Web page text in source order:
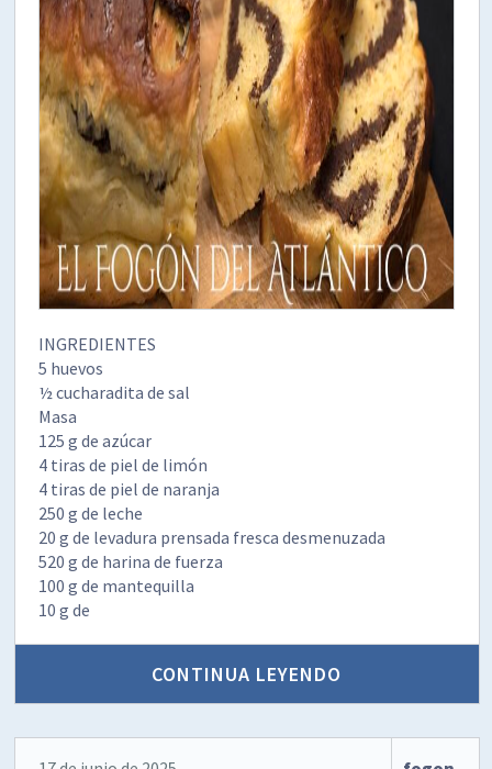
INGREDIENTES
5 huevos
½ cucharadita de sal
Masa
125 g de azúcar
4 tiras de piel de limón
4 tiras de piel de naranja
250 g de leche
20 g de levadura prensada fresca desmenuzada
520 g de harina de fuerza
100 g de mantequilla
10 g de
CONTINUA LEYENDO